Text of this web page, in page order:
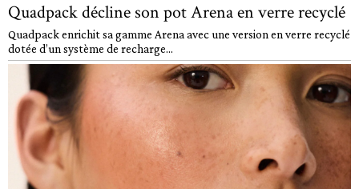
Quadpack décline son pot Arena en verre recyclé
Quadpack enrichit sa gamme Arena avec une version en verre recyclé
dotée d’un système de recharge...